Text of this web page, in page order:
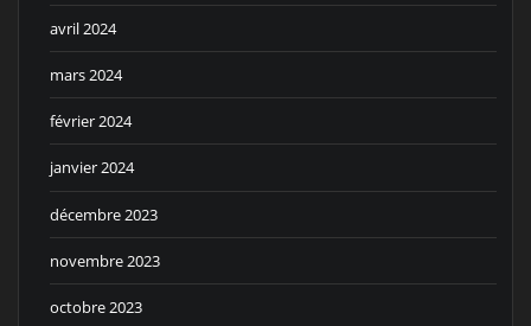
avril 2024
mars 2024
février 2024
janvier 2024
décembre 2023
novembre 2023
octobre 2023